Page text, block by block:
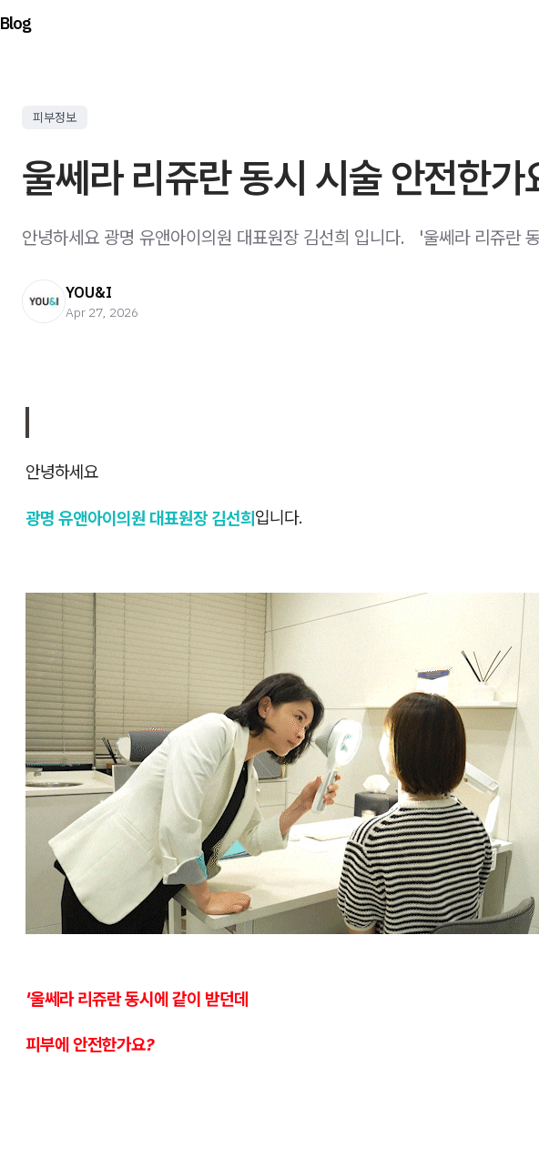
Blog
피부정보
울쎄라 리쥬란 동시 시술 안전한가
안녕하세요 광명 유앤아이의원 대표원장 김선희 입니다. ​ ​ '울쎄라 리쥬란
YOU&I
Apr 27, 2026
안녕하세요
광명 유앤아이의원 대표원장 김선희입니다.
'울쎄라 리쥬란 동시에 같이 받던데
피부에 안전한가요?